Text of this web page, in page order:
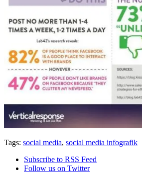
Tags: social media, social media infografik
Subscribe to RSS Feed
Follow us on Twitter